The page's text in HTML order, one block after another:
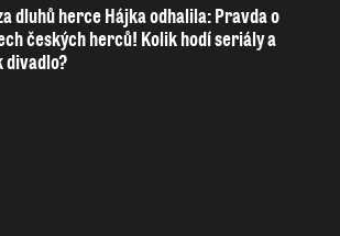
dluhů herce Hájka odhalila: Pravda o
českých herců! Kolik hodí seriály a
divadlo?